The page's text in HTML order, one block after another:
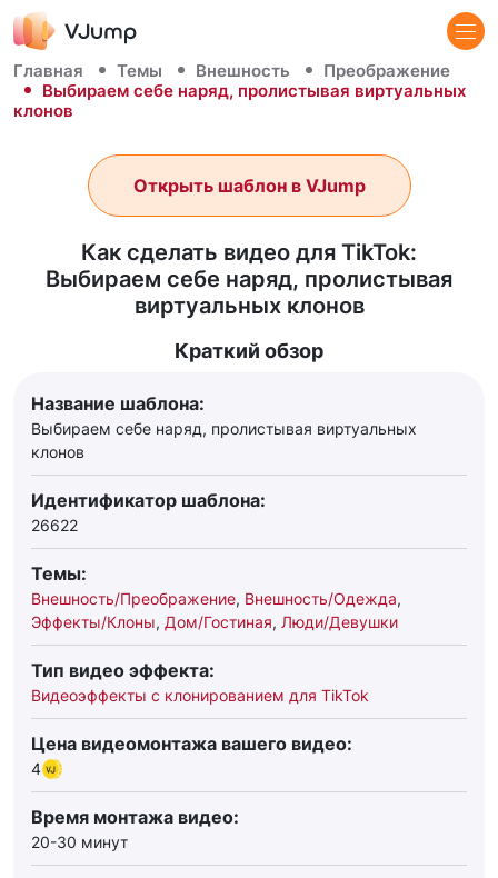
Главная Темы Внешность
Преображение
Выбираем себе наряд, пролистывая виртуальных
клонов
Как сделать видео для TikTok:
Выбираем себе наряд, пролистывая
виртуальных клонов
Открыть шаблон в VJump
Краткий обзор
Название шаблона:
Выбираем себе наряд, пролистывая виртуальных
клонов
Идентификатор шаблона:
26622
Темы:
Внешность/Преображение, Внешность/Одежда,
Эффекты/Клоны, Дом/Гостиная, Люди/Девушки
Тип видео эффекта:
Видеоэффекты с клонированием для TikTok
Цена видеомонтажа вашего видео:
4
Время монтажа видео:
20-30 минут